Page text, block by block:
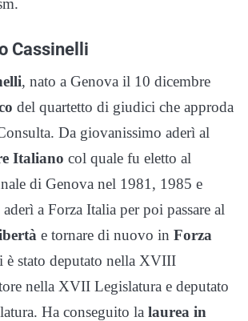
Cassinelli
, nato a Genova il 10 dicembre
del quartetto di giudici che approda
Da giovanissimo aderì al
Italiano col quale fu eletto al
di Genova nel 1981, 1985 e
a Forza Italia per poi passare al
e tornare di nuovo in Forza
è stato deputato nella XVIII
nella XVII Legislatura e deputato
Ha conseguito la laurea in